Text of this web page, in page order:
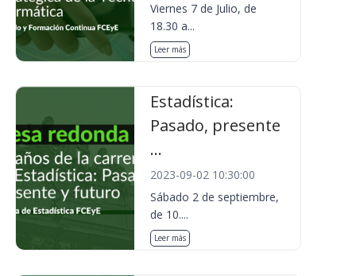
Viernes 7 de Julio, de
18.30 a...
Leer más
Estadística:
Pasado, presente
...
2023-09-02 10:30:00
Sábado 2 de septiembre,
de 10....
Leer más